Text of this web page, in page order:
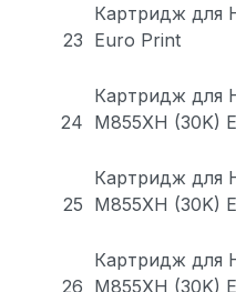
23
Картридж для
Euro Print
24
Картридж для
M855XH (30K)
25
Картридж для
M855XH (30K)
26
Картридж для
M855XH (30K)